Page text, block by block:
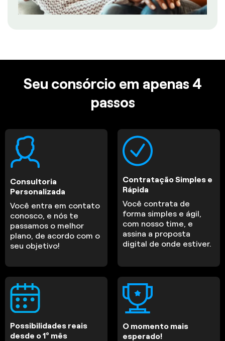
Seu consórcio em apenas 4
passos
Consultoria
Personalizada
Você entra em contato
conosco, e nós te
passamos o melhor
plano, de acordo com o
seu objetivo!
Contratação Simples e
Rápida
Você contrata de
forma simples e ágil,
com nosso time, e
assina a proposta
digital de onde estiver.
Possibilidades reais
desde o 1º mês
O momento mais
esperado!